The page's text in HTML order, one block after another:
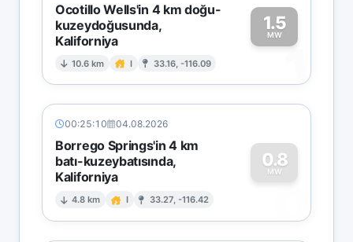
Ocotillo Wells'in 4 km doğu-
kuzeydoğusunda,
Kaliforniya
10.6 km I 33.16, -116.09
1.5
MW
1
00:25:10 04.08.2026
Borrego Springs'in 4 km
batı-kuzeybatısında,
Kaliforniya
4.8 km I 33.27, -116.42
0.8
MW
0